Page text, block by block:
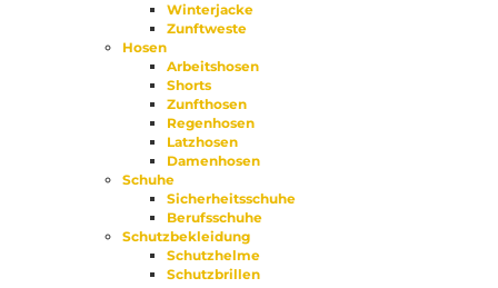
Winterjacke
Zunftweste
Hosen
Arbeitshosen
Shorts
Zunfthosen
Regenhosen
Latzhosen
Damenhosen
Schuhe
Sicherheitsschuhe
Berufsschuhe
Schutzbekleidung
Schutzhelme
Schutzbrillen